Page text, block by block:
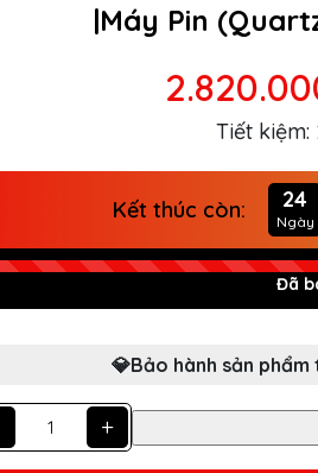
|Máy Pin
Tiết kiệm:
Kết thúc còn: 24
Ngày
Đã
💎Bảo hành sản
+